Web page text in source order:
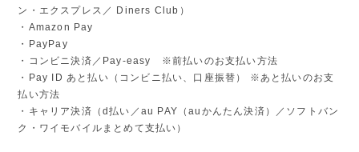
ン・エクスプレス／ Diners Club）
・Amazon Pay
・PayPay
・コンビニ決済／Pay-easy ※前払いのお支払い方法
・Pay ID あと払い（コンビニ払い、口座振替） ※あと払いのお支
払い方法
・キャリア決済（d払い／au PAY（auかんたん決済）／ソフトバン
ク・ワイモバイルまとめて支払い）